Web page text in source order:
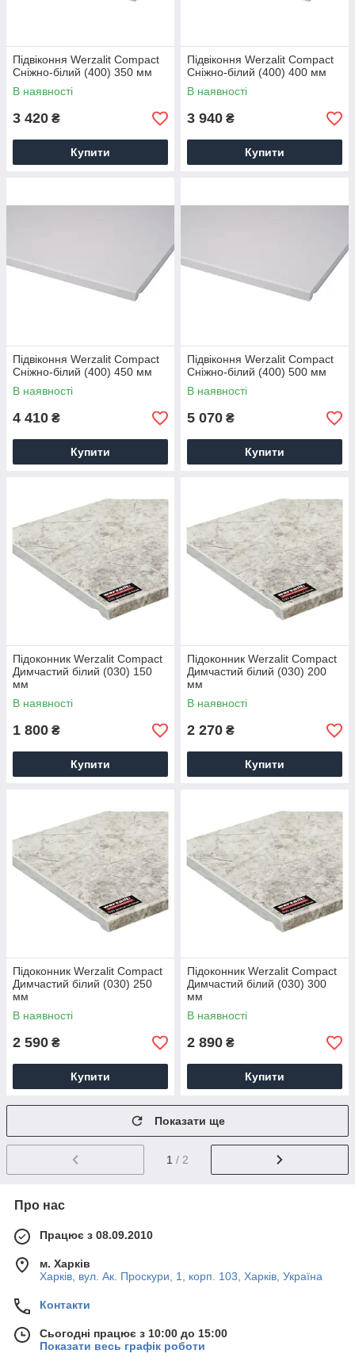
Підвіконня Werzalit Compact
Сніжно-білий (400) 350 мм
В наявності
3 420 ₴
Купити
Підвіконня Werzalit Compact
Сніжно-білий (400) 400 мм
В наявності
3 940 ₴
Купити
Підвіконня Werzalit Compact
Сніжно-білий (400) 450 мм
В наявності
4 410 ₴
Купити
Підвіконня Werzalit Compact
Сніжно-білий (400) 500 мм
В наявності
5 070 ₴
Купити
Підоконник Werzalit Compact
Димчастий білий (030) 150
мм
В наявності
1 800 ₴
Купити
Підоконник Werzalit Compact
Димчастий білий (030) 200
мм
В наявності
2 270 ₴
Купити
Підоконник Werzalit Compact
Димчастий білий (030) 250
мм
В наявності
2 590 ₴
Купити
Підоконник Werzalit Compact
Димчастий білий (030) 300
мм
В наявності
2 890 ₴
Купити
Показати ще
1 / 2
Про нас
Працює з 08.09.2010
м. Харків
Харків, вул. Ак. Проскури, 1, корп. 103, Харків, Україна
Контакти
Сьогодні працює з 10:00 до 15:00
Показати весь графік роботи